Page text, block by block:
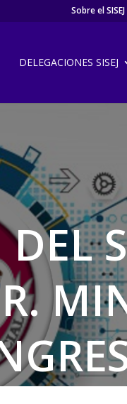
Sobre el SISEJ
DELEGACIONES SISEJ